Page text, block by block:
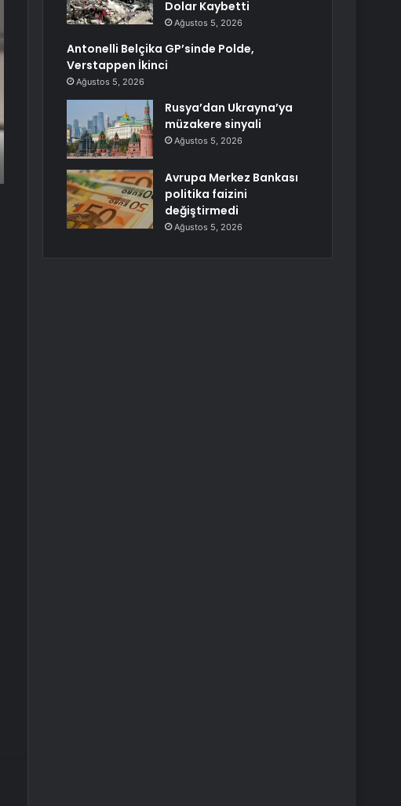
Dolar Kaybetti
Ağustos 5, 2026
Antonelli Belçika GP’sinde Polde,
Verstappen İkinci
Ağustos 5, 2026
Rusya’dan Ukrayna’ya
müzakere sinyali
Ağustos 5, 2026
Avrupa Merkez Bankası
politika faizini
değiştirmedi
Ağustos 5, 2026